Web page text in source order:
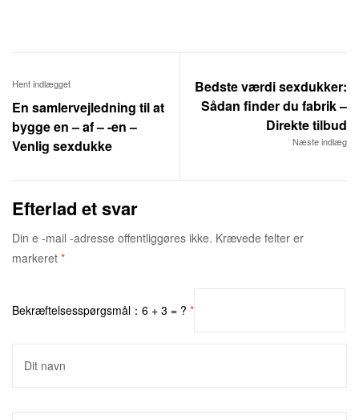
Hent indlægget
En samlervejledning til at
bygge en – af – -en –
Venlig sexdukke
Næste indlæg
Bedste værdi sexdukker:
Sådan finder du fabrik –
Direkte tilbud
Efterlad et svar
Din e -mail -adresse offentliggøres ikke. Krævede felter er
markeret *
Bekræftelsesspørgsmål：6 + 3 = ? *